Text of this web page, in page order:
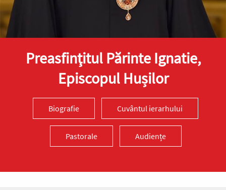
Preasfinţitul Părinte Ignatie,
Episcopul Hușilor
Biografie Cuvântul ierarhului
Pastorale Audiențe